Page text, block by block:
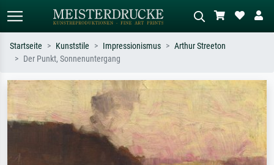
Suchen Sie nach Künstlern, Werktiteln
oder Stilen – z.B. Monet,
Sternennacht, Impressionismus, Welle
Hokusai, Akt.
Beschreiben Sie die Szene – z.B. Grüne
Wiese, Abstrakt mit viel Rot, Dunkles
Ölgemälde, Stehender Akt neben einem
Baum.
Startseite Kunststile Impressionismus
Arthur Streeton
Der Punkt, Sonnenuntergang